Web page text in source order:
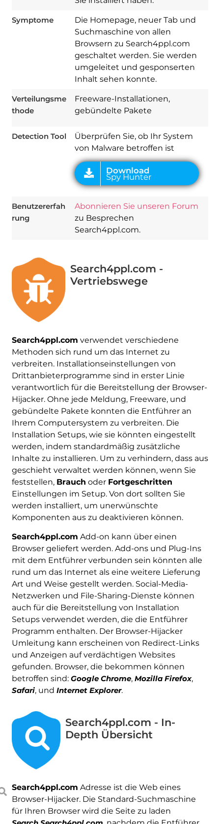
Symptome
Die Homepage, neuer Tab und
Suchmaschine von allen
Browsern zu Search4ppl.com
geschaltet werden. Sie werden
umgeleitet und gesponserten
Inhalt sehen konnte.
Verteilungsme
thode
Freeware-Installationen,
gebündelte Pakete
Detection Tool
Überprüfen Sie, ob Ihr System
von Malware betroffen ist
Download
Spy Hunter
Benutzererfah
rung
Abonnieren Sie unseren Forum
zu Besprechen
Search4ppl.com.
Search4ppl.com -
Vertriebswege
Search4ppl.com verwendet verschiedene
Methoden sich rund um das Internet zu
verbreiten. Installationseinstellungen von
Drittanbieterprogramme sind in erster Linie
verantwortlich für die Bereitstellung der Browser-
Hijacker. Ohne jede Meldung, Freeware, und
gebündelte Pakete konnten die Entführer an
Ihrem Computersystem zu verbreiten. Die
Installation Setups, wie sie könnten eingestellt
werden, indem standardmäßig zusätzliche
Inhalte zu installieren. Um zu verhindern, dass aus
geschieht verwaltet werden können, wenn Sie
feststellen, Brauch oder Fortgeschritten
Einstellungen im Setup. Von dort sollten Sie
werden installiert, um unerwünschte
Komponenten aus zu deaktivieren können.
Search4ppl.com Add-on kann über einen
Browser geliefert werden. Add-ons und Plug-Ins
mit dem Entführer verbunden sein könnten alle
rund um das Internet als eine weitere Lieferung
Art und Weise gestellt werden. Social-Media-
Netzwerken und File-Sharing-Dienste können
auch für die Bereitstellung von Installation
Setups verwendet werden, die die Entführer
Programm enthalten. Der Browser-Hijacker
Umleitung kann erscheinen von Redirect-Links
und Anzeigen auf verdächtigen Websites
gefunden. Browser, die bekommen können
betroffen sind: Google Chrome, Mozilla Firefox,
Safari, und Internet Explorer.
Search4ppl.com - In-
Depth Übersicht
Search4ppl.com Adresse ist die Web eines
Browser-Hijacker. Die Standard-Suchmaschine
für Ihren Browser wird die Seite zu laden